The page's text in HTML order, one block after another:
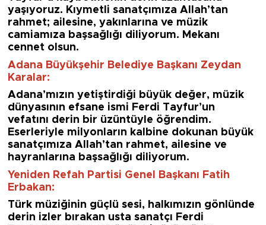
yaşıyoruz. Kıymetli sanatçımıza Allah’tan
rahmet; ailesine, yakınlarına ve müzik
camiamıza başsağlığı diliyorum. Mekanı
cennet olsun.
Adana Büyükşehir Belediye Başkanı Zeydan
Karalar:
Adana’mızın yetiştirdiği büyük değer, müzik
dünyasının efsane ismi Ferdi Tayfur’un
vefatını derin bir üzüntüyle öğrendim.
Eserleriyle milyonların kalbine dokunan büyük
sanatçımıza Allah’tan rahmet, ailesine ve
hayranlarına başsağlığı diliyorum.
Yeniden Refah Partisi Genel Başkanı Fatih
Erbakan:
Türk müziğinin güçlü sesi, halkımızın gönlünde
derin izler bırakan usta sanatçı Ferdi